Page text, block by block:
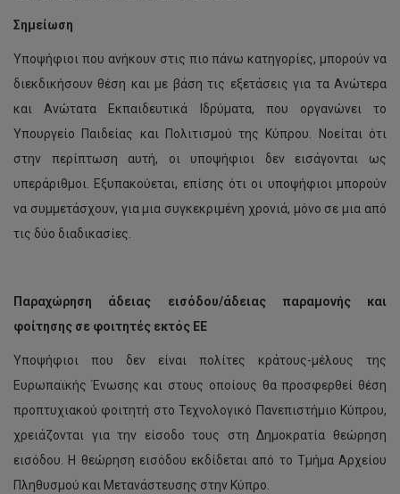
Σημείωση
Υποψήφιοι που ανήκουν στις πιο πάνω κατηγορίες, μπορούν να
διεκδικήσουν θέση και με βάση τις εξετάσεις για τα Ανώτερα
και Ανώτατα Εκπαιδευτικά Ιδρύματα, που οργανώνει το
Υπουργείο Παιδείας και Πολιτισμού της Κύπρου. Νοείται ότι
στην περίπτωση αυτή, οι υποψήφιοι δεν εισάγονται ως
υπεράριθμοι. Εξυπακούεται, επίσης ότι οι υποψήφιοι μπορούν
να συμμετάσχουν, για μια συγκεκριμένη χρονιά, μόνο σε μια από
τις δύο διαδικασίες.
Παραχώρηση άδειας εισόδου/άδειας παραμονής και
φοίτησης σε φοιτητές εκτός ΕΕ
Υποψήφιοι που δεν είναι πολίτες κράτους-μέλους της
Ευρωπαϊκής Ένωσης και στους οποίους θα προσφερθεί θέση
προπτυχιακού φοιτητή στο Τεχνολογικό Πανεπιστήμιο Κύπρου,
χρειάζονται για την είσοδο τους στη Δημοκρατία θεώρηση
εισόδου. Η θεώρηση εισόδου εκδίδεται από το Τμήμα Αρχείου
Πληθυσμού και Μετανάστευσης στην Κύπρο.